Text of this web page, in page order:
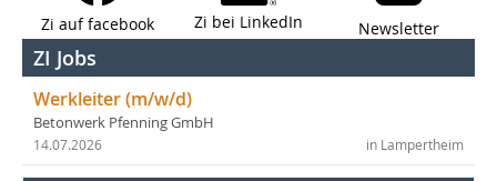
Zi auf facebook Zi bei LinkedIn Newsletter
ZI Jobs
Werkleiter (m/w/d)
Betonwerk Pfenning GmbH
in Lampertheim
14.07.2026